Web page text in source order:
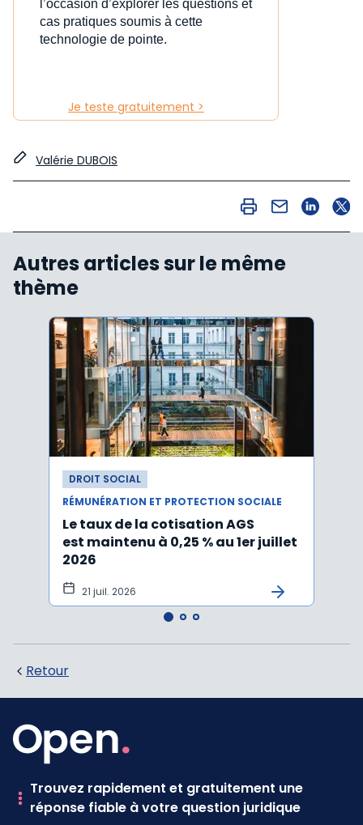
l’occasion d’explorer les questions et
cas pratiques soumis à cette
technologie de pointe.
Je teste gratuitement >
Valérie DUBOIS
Autres articles sur le même
thème
DROIT SOCIAL
RÉMUNÉRATION ET PROTECTION SOCIALE
Le taux de la cotisation AGS
est maintenu à 0,25 % au 1er juillet
2026
21 juil. 2026
Retour
Trouvez rapidement et gratuitement une
réponse fiable à votre question juridique